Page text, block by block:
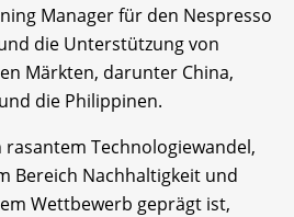
Manager für den Nespresso
die Unterstützung von
Märkten, darunter China,
die Philippinen.
rasantem Technologiewandel,
Bereich Nachhaltigkeit und
Wettbewerb geprägt ist,